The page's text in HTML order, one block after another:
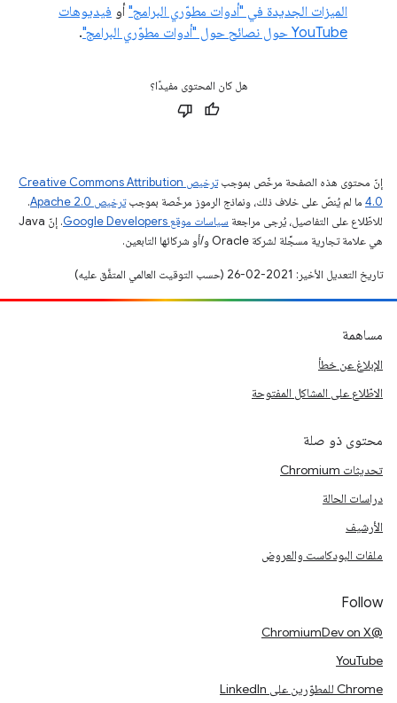
الميزات الجديدة في "أدوات مطوّري البرامج"أو فيديوهات
YouTube حول نصائح حول "أدوات مطوّري البرامج"
.
هل كان المحتوى مفيدًا؟
إنّ محتوى هذه الصفحة مرخّص بموجب
ترخيص Creative Commons Attribution
4.0‏ ما لم يُنصّ على خلاف ذلك، ونماذج الرموز مرخّصة بموجبترخيص Apache 2.0‏
.
للاطّلاع على التفاصيل، يُرجى مراجعة سياسات موقع Google Developers‏
. إنّ Java
هي علامة تجارية مسجَّلة لشركة Oracle و/أو شركائها التابعين.
تاريخ التعديل الأخير: 2021-02-26 (حسب التوقيت العالمي المتفَّق عليه)
مساهمة
الإبلاغ عن خطأ
الاطّلاع على المشاكل المفتوحة
محتوى ذو صلة
تحديثات Chromium
دراسات الحالة
الأرشيف
ملفات البودكاست والعروض
Follow
@ChromiumDev on X
YouTube
Chrome للمطوّرين على LinkedIn